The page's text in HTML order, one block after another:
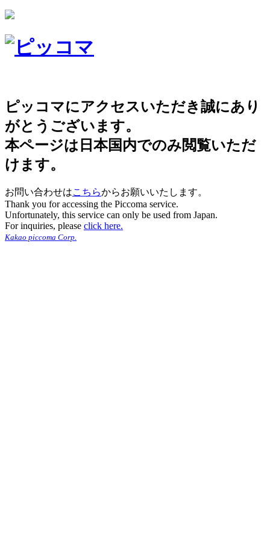
ピッコマにアクセスいただき誠にあり
がとうございます。
本ページは日本国内でのみ閲覧いただ
けます。
お問い合わせはこちらからお願いいたします。
Thank you for accessing the Piccoma service.
Unfortunately, this service can only be used from Japan.
For inquiries, please click here.
Kakao piccoma Corp.